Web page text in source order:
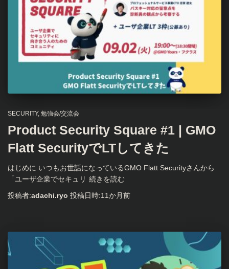
SECURITY 勉強会/交流会
Product Security Square #1 | GMO
Flatt SecurityでLTしてきた
はじめに いつもお世話になっているGMO Flatt Securityさんから
「ユーザ企業でセキュリ 続きを読む
投稿者:adachi.ryo 投稿日時:11か月前